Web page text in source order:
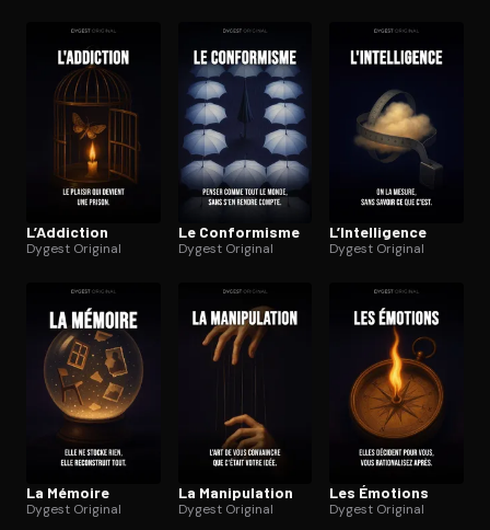
L’Addiction
Dygest Original
Le Conformisme
Dygest Original
L’In­tel­li­gence
Dygest Original
La Mémoire
Dygest Original
La Ma­ni­pu­la­tion
Dygest Original
Les Émotions
Dygest Original